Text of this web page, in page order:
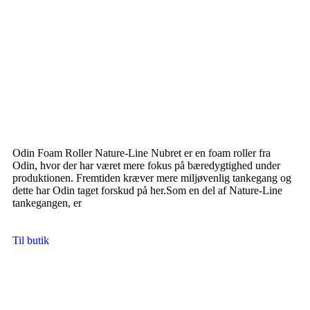
Odin Foam Roller Nature-Line Nubret er en foam roller fra
Odin, hvor der har været mere fokus på bæredygtighed under
produktionen. Fremtiden kræver mere miljøvenlig tankegang og
dette har Odin taget forskud på her.Som en del af Nature-Line
tankegangen, er
Til butik